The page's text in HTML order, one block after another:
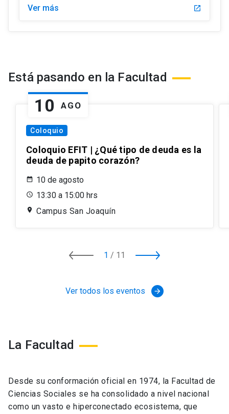
Ver más launch
Está pasando en la Facultad
Coloquio
Coloquio EFIT | ¿Qué tipo de deuda es la
deuda de papito corazón?
10 AGO
10 de agosto
13:30 a 15:00 hrs
Campus San Joaquín
1 / 11
Ver todos los eventos arrow_forward
La Facultad
Desde su conformación oficial en 1974, la Facultad de
Ciencias Sociales se ha consolidado a nivel nacional
como un vasto e hiperconectado ecosistema, que